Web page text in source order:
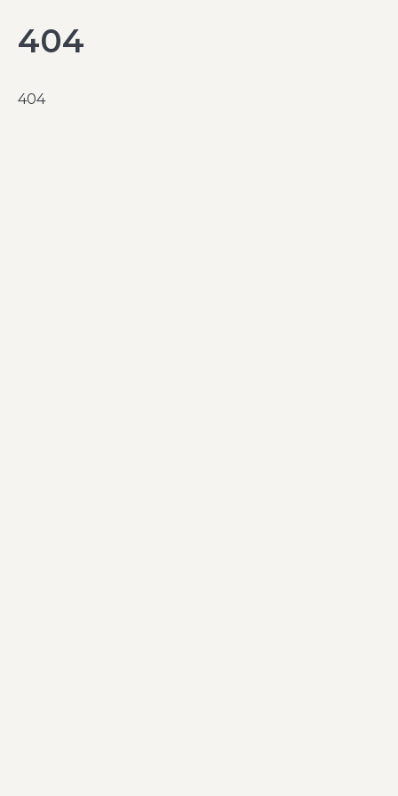
404
404